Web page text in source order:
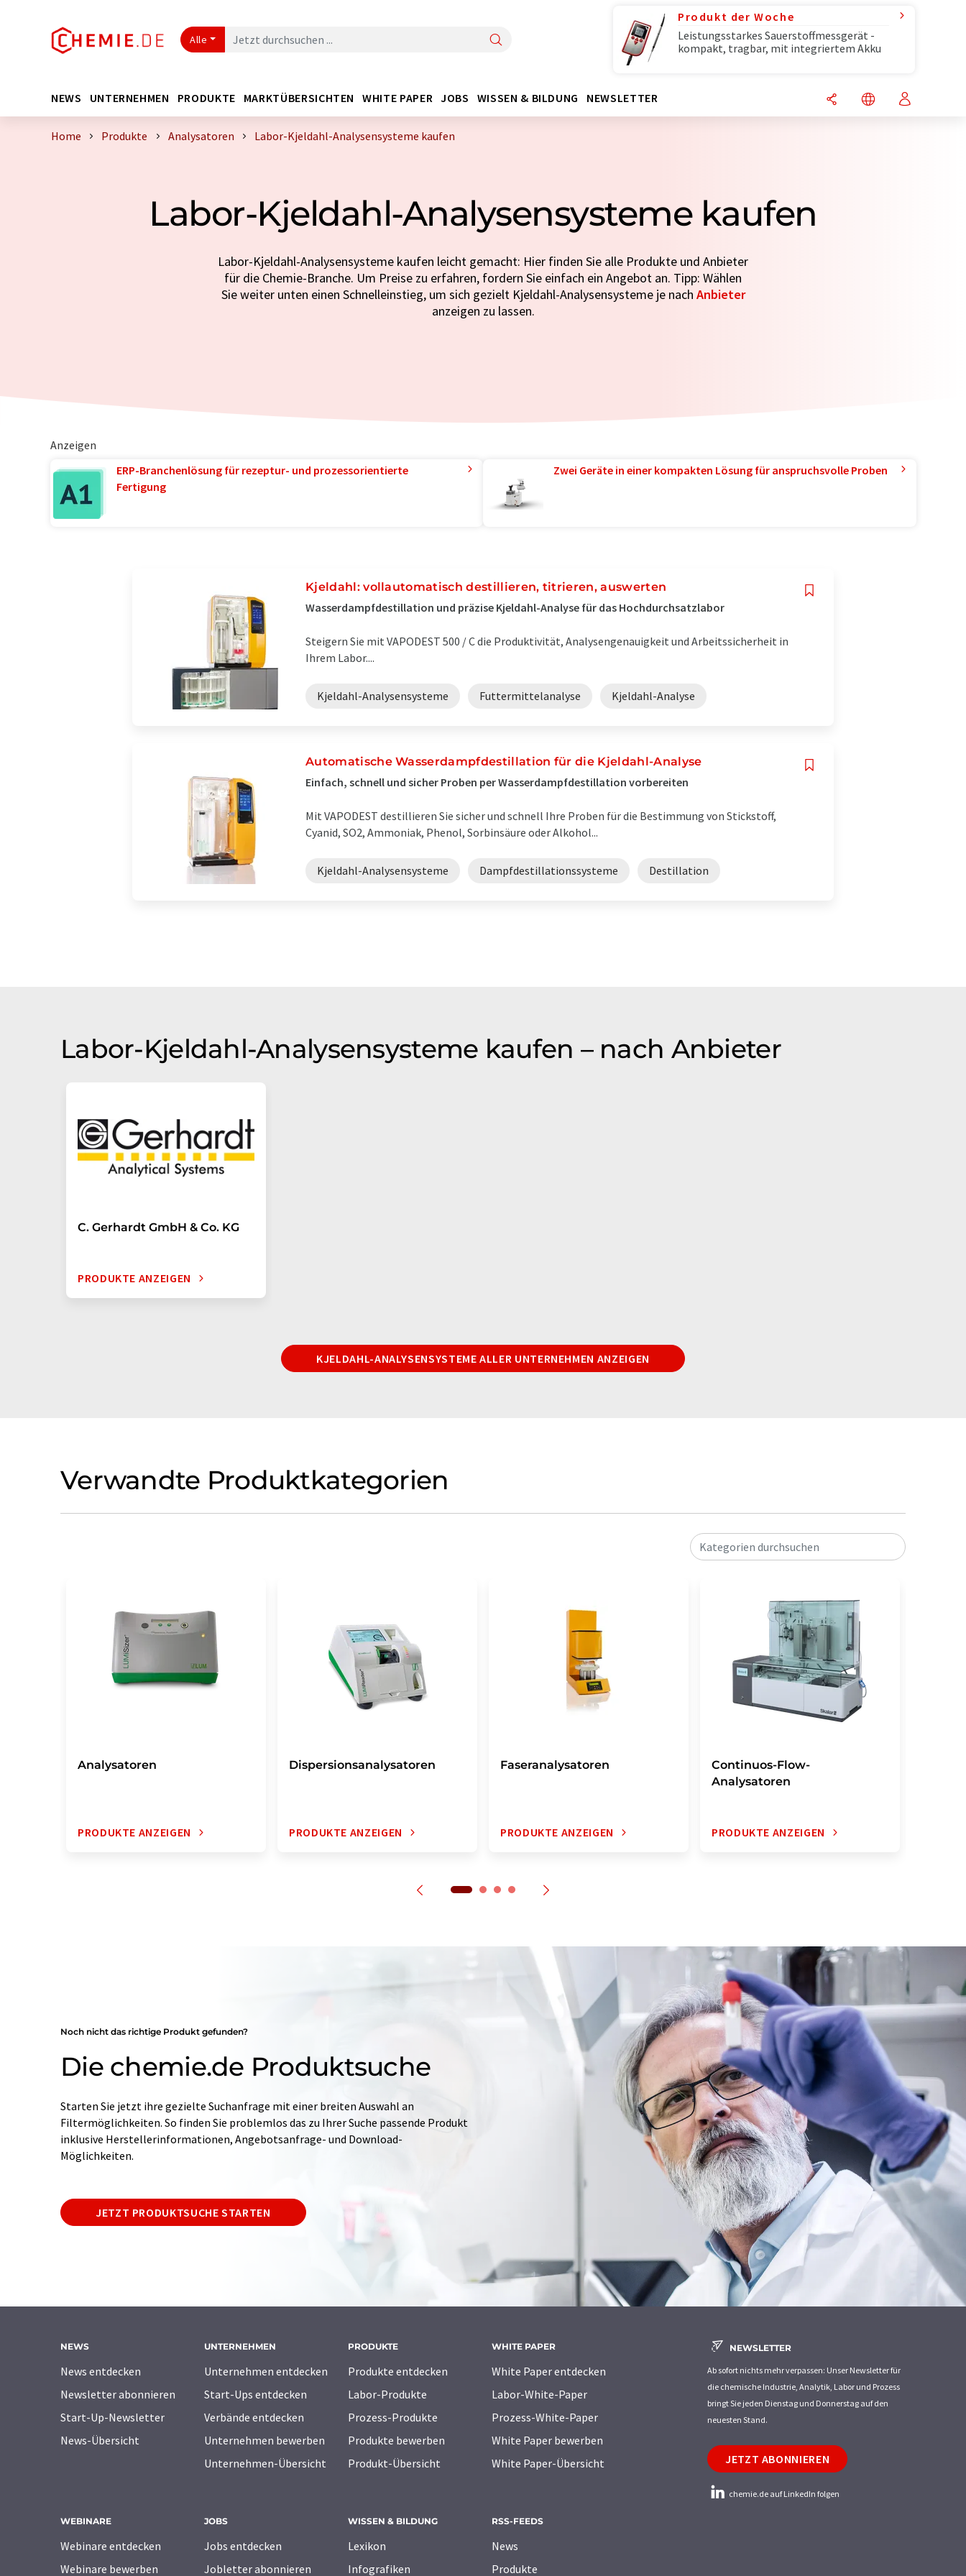
Alle
Produkt der Woche
Leistungsstarkes Sauerstoffmessgerät -
kompakt, tragbar, mit integriertem Akku
NEWS UNTERNEHMEN PRODUKTE MARKTÜBERSICHTEN WHITE PAPER JOBS WISSEN & BILDUNG NEWSLETTER
Home Produkte Analysatoren Labor-Kjeldahl-Analysensysteme kaufen
Labor-Kjeldahl-Analysensysteme kaufen
Labor-Kjeldahl-Analysensysteme kaufen leicht gemacht: Hier finden Sie alle Produkte und Anbieter
für die Chemie-Branche. Um Preise zu erfahren, fordern Sie einfach ein Angebot an. Tipp: Wählen
Sie weiter unten einen Schnelleinstieg, um sich gezielt Kjeldahl-Analysensysteme je nach Anbieter
anzeigen zu lassen.
Anzeigen
ERP-Branchenlösung für rezeptur- und prozessorientierte
Fertigung
Zwei Geräte in einer kompakten Lösung für anspruchsvolle Proben
Kjeldahl: vollautomatisch destillieren, titrieren, auswerten
Wasserdampfdestillation und präzise Kjeldahl-Analyse für das Hochdurchsatzlabor
Steigern Sie mit VAPODEST 500 / C die Produktivität, Analysengenauigkeit und Arbeitssicherheit in
Ihrem Labor....
Kjeldahl-Analysensysteme Futtermittelanalyse Kjeldahl-Analyse
Automatische Wasserdampfdestillation für die Kjeldahl-Analyse
Einfach, schnell und sicher Proben per Wasserdampfdestillation vorbereiten
Mit VAPODEST destillieren Sie sicher und schnell Ihre Proben für die Bestimmung von Stickstoff,
Cyanid, SO2, Ammoniak, Phenol, Sorbinsäure oder Alkohol...
Kjeldahl-Analysensysteme Dampfdestillationssysteme Destillation
Labor-Kjeldahl-Analysensysteme kaufen – nach Anbieter
C. Gerhardt GmbH & Co. KG
PRODUKTE ANZEIGEN
KJELDAHL-ANALYSENSYSTEME ALLER UNTERNEHMEN ANZEIGEN
Verwandte Produktkategorien
Kategorien durchsuchen
Analysatoren
PRODUKTE ANZEIGEN
Dispersionsanalysatoren
PRODUKTE ANZEIGEN
Faseranalysatoren
PRODUKTE ANZEIGEN
Continuos-Flow-
Analysatoren
PRODUKTE ANZEIGEN
Noch nicht das richtige Produkt gefunden?
Die chemie.de Produktsuche
Starten Sie jetzt ihre gezielte Suchanfrage mit einer breiten Auswahl an
Filtermöglichkeiten. So finden Sie problemlos das zu Ihrer Suche passende Produkt
inklusive Herstellerinformationen, Angebotsanfrage- und Download-
Möglichkeiten.
JETZT PRODUKTSUCHE STARTEN
NEWS
News entdecken
Newsletter abonnieren
Start-Up-Newsletter
News-Übersicht
UNTERNEHMEN
Unternehmen entdecken
Start-Ups entdecken
Verbände entdecken
Unternehmen bewerben
Unternehmen-Übersicht
PRODUKTE
Produkte entdecken
Labor-Produkte
Prozess-Produkte
Produkte bewerben
Produkt-Übersicht
WHITE PAPER
White Paper entdecken
Labor-White-Paper
Prozess-White-Paper
White Paper bewerben
White Paper-Übersicht
WEBINARE
Webinare entdecken
Webinare bewerben
JOBS
Jobs entdecken
Jobletter abonnieren
WISSEN & BILDUNG
Lexikon
Infografiken
RSS-FEEDS
News
Produkte
NEWSLETTER
Ab sofort nichts mehr verpassen: Unser Newsletter für
die chemische Industrie, Analytik, Labor und Prozess
bringt Sie jeden Dienstag und Donnerstag auf den
neuesten Stand.
JETZT ABONNIEREN
chemie.de auf LinkedIn folgen